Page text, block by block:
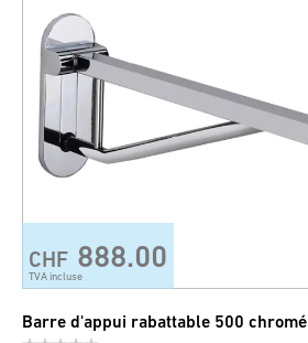
CHF 888.00
TVA incluse
Barre d'appui rabattable 500 chromé